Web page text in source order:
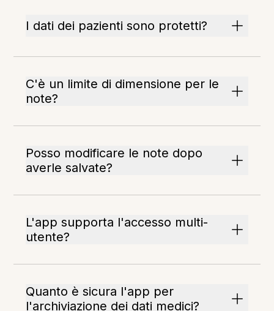
I dati dei pazienti sono protetti?
C'è un limite di dimensione per le
note?
Posso modificare le note dopo
averle salvate?
L'app supporta l'accesso multi-
utente?
Quanto è sicura l'app per
l'archiviazione dei dati medici?